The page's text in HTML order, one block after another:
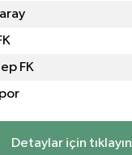
FK
Detaylar için tıklayın